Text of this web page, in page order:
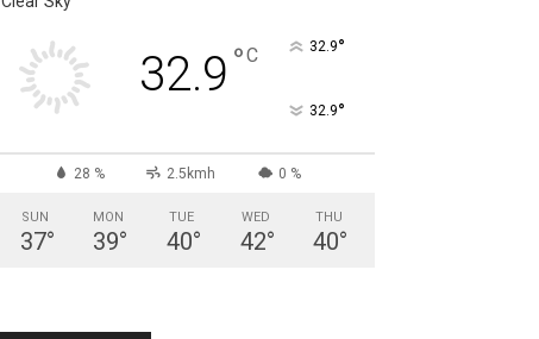
32.9 °C 32.9°
32.9°
28 % 2.5kmh 0 %
SUN
37°
MON
39°
TUE
40°
WED
42°
THU
40°